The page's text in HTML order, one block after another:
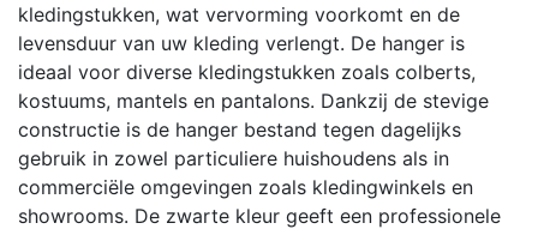
kledingstukken, wat vervorming voorkomt en de
levensduur van uw kleding verlengt. De hanger is
ideaal voor diverse kledingstukken zoals colberts,
kostuums, mantels en pantalons. Dankzij de stevige
constructie is de hanger bestand tegen dagelijks
gebruik in zowel particuliere huishoudens als in
commerciële omgevingen zoals kledingwinkels en
showrooms. De zwarte kleur geeft een professionele